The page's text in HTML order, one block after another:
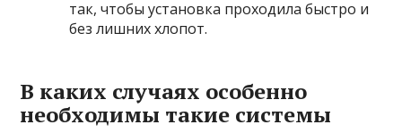
так, чтобы установка проходила быстро и
без лишних хлопот.
В каких случаях особенно
необходимы такие системы